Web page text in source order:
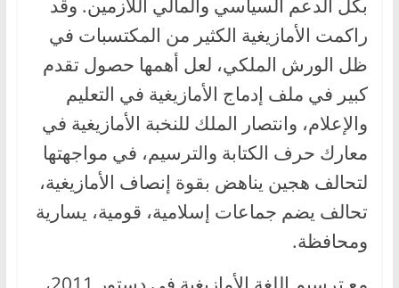
بكل الدعم السياسي والمالي اللازمين. وقد
راكمت الأمازيغية الكثير من المكتسبات في
ظل الورش الملكي، لعل أهمها حصول تقدم
كبير في ملف إدماج الأمازيغية في التعليم
والإعلام، وانتصار الملك للنخبة الأمازيغية في
معارك حرف الكتابة والترسيم، في مواجهتها
لتحالف هجين يناهض بقوة إنصاف الأمازيغية،
تحالف يضم جماعات إسلامية، قومية، يسارية
ومحافظة.